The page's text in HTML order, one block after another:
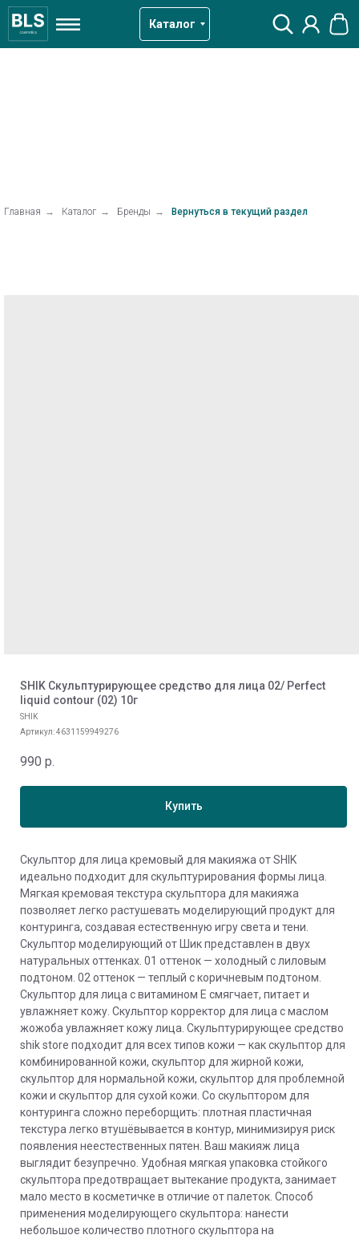
Каталог
Главная → Каталог → Бренды → Вернуться в текущий раздел
SHIK Скульптурирующее средство для лица 02/ Perfect
liquid contour (02) 10г
SHIK
Артикул:4631159949276
990 р.
Купить
Скульптор для лица кремовый для макияжа от SHIK
идеально подходит для скульптурирования формы лица.
Мягкая кремовая текстура скульптора для макияжа
позволяет легко растушевать моделирующий продукт для
контуринга, создавая естественную игру света и тени.
Скульптор моделирующий от Шик представлен в двух
натуральных оттенках. 01 оттенок — холодный с лиловым
подтоном. 02 оттенок — теплый с коричневым подтоном.
Скульптор для лица с витамином Е смягчает, питает и
увлажняет кожу. Скульптор корректор для лица с маслом
жожоба увлажняет кожу лица. Скульптурирующее средство
shik store подходит для всех типов кожи — как скульптор для
комбинированной кожи, скульптор для жирной кожи,
скульптор для нормальной кожи, скульптор для проблемной
кожи и скульптор для сухой кожи. Со скульптором для
контуринга сложно переборщить: плотная пластичная
текстура легко втушёвывается в контур, минимизируя риск
появления неестественных пятен. Ваш макияж лица
выглядит безупречно. Удобная мягкая упаковка стойкого
скульптора предотвращает вытекание продукта, занимает
мало место в косметичке в отличие от палеток. Способ
применения моделирующего скульптора: нанести
небольшое количество плотного скульптора на